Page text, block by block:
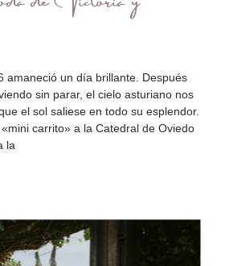
amaneció un día brillante. Después
sin parar, el cielo asturiano nos
el sol saliese en todo su esplendor.
carrito» a la Catedral de Oviedo
la